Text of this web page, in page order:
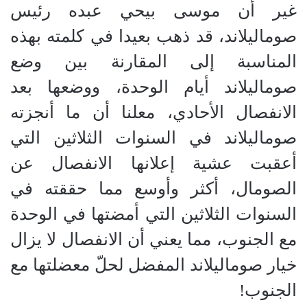
غير أن موسى بيحي عبده رئيس
صوماليلاند، قد ذهب بعيدا في كلمته بهذه
المناسبة إلى المقارنة بين وضع
صوماليلاند أيام الوحدة، ووضعها بعد
الانفصال الأحادي، معلنا أن ما أنجزته
صوماليلاند في السنوات الثلاثين التي
أعقبت عشية إعلانها الانفصال عن
الصومال، أكثر وأوسع مما حققته في
السنوات الثلاثين التي أمضتها في الوحدة
مع الجنوب، مما يعني أن الانفصال لا يزال
خيار صوماليلاند المفضل لحلّ معضلتها مع
الجنوب!